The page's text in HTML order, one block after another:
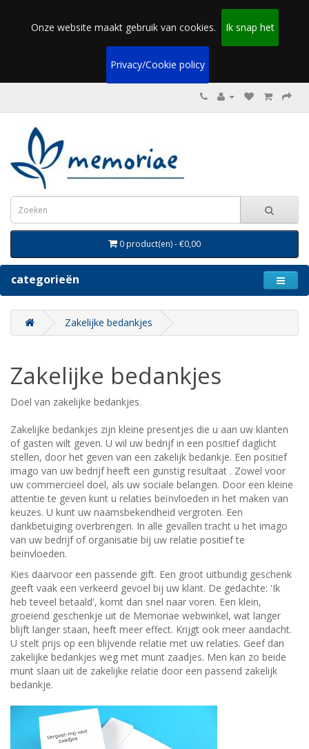
Onze website maakt gebruik van cookies. Ik snap het
Privacy/Cookie policy
0 product(en) - €0,00
categorieën
Zakelijke bedankjes
Zakelijke bedankjes
Doel van zakelijke bedankjes.
Zakelijke bedankjes zijn kleine presentjes die u aan uw klanten
of gasten wilt geven. U wil uw bedrijf in een positief daglicht
stellen, door het geven van een zakelijk bedankje. Een positief
imago van uw bedrijf heeft een gunstig resultaat . Zowel voor
uw commercieel doel, als uw sociale belangen. Door een kleine
attentie te geven kunt u relaties beïnvloeden in het maken van
keuzes. U kunt uw naamsbekendheid vergroten. Een
dankbetuiging overbrengen. In alle gevallen tracht u het imago
van uw bedrijf of organisatie bij uw relatie positief te
beïnvloeden.
Kies daarvoor een passende gift. Een groot uitbundig geschenk
geeft vaak een verkeerd gevoel bij uw klant. De gedachte: 'Ik
heb teveel betaald', komt dan snel naar voren. Een klein,
groeiend geschenkje uit de Memoriae webwinkel, wat langer
blijft langer staan, heeft meer effect. Krijgt ook meer aandacht.
U stelt prijs op een blijvende relatie met uw relaties. Geef dan
zakelijke bedankjes weg met munt zaadjes. Men kan zo beide
munt slaan uit de zakelijke relatie door een passend zakelijk
bedankje.